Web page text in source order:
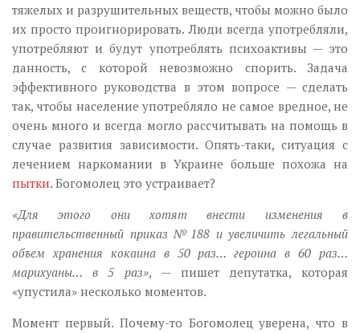
тяжелых и разрушительных веществ, чтобы можно было
их просто проигнорировать. Люди всегда употребляли,
употребляют и будут употреблять психоактивы — это
данность, с которой невозможно спорить. Задача
эффективного руководства в этом вопросе — сделать
так, чтобы население употребляло не самое вредное, не
очень много и всегда могло рассчитывать на помощь в
случае развития зависимости. Опять-таки, ситуация с
лечением наркомании в Украине больше похожа на
пытки. Богомолец это устраивает?
«Для этого они хотят внести изменения в
правительственный приказ №188 и увеличить легальный
объем хранения кокаина в 50 раз… героина в 60 раз…
марихуаны… в 5 раз», — пишет депутатка, которая
«упустила» несколько моментов.
Момент первый. Почему-то Богомолец уверена, что в